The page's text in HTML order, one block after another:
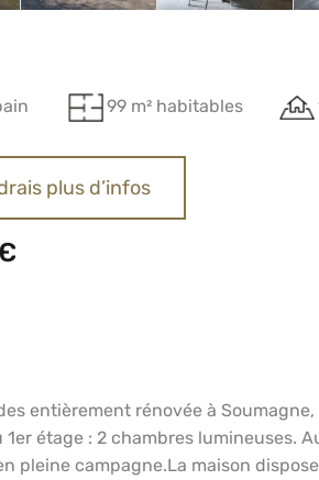
99 m² habitables
plus d’infos
entièrement rénovée à
1er étage : 2 chambres
pleine campagne.La maison